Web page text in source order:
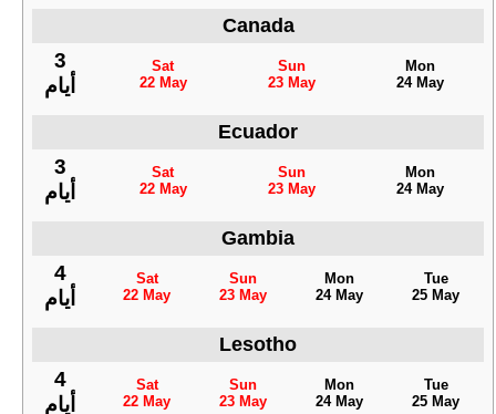
Canada
3
أيام
Sat
22 May
Sun
23 May
Mon
24 May
Ecuador
3
أيام
Sat
22 May
Sun
23 May
Mon
24 May
Gambia
4
أيام
Sat
22 May
Sun
23 May
Mon
24 May
Tue
25 May
Lesotho
4
أيام
Sat
22 May
Sun
23 May
Mon
24 May
Tue
25 May